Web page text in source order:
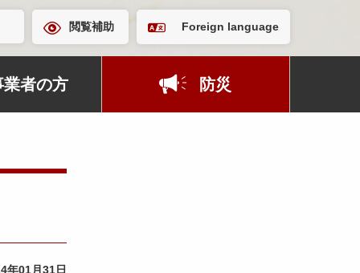
閲覧補助 Foreign language
業者の方 防災
年01月31日